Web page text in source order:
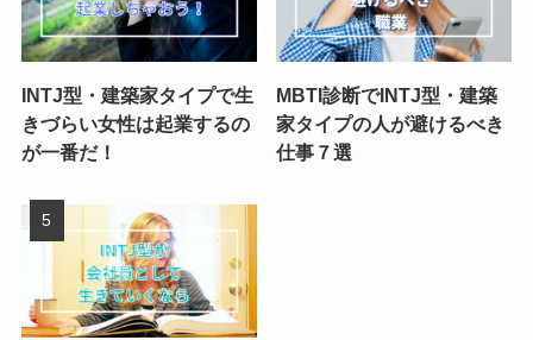
INTJ型・建築家タイプで生
きづらい女性は起業するの
が一番だ！
MBTI診断でINTJ型・建築
家タイプの人が避けるべき
仕事７選